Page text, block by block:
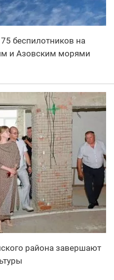
беспилотников на
и Азовским морями
района завершают